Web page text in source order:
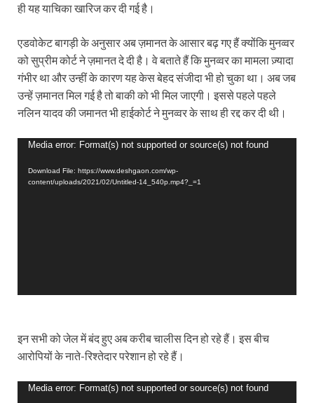
ही यह याचिका खारिज कर दी गई है।
एडवोकेट बागड़ी के अनुसार अब ज़मानत के आसार बढ़ गए हैं क्योंकि मुनव्वर
को सुप्रीम कोर्ट ने ज़मानत दे दी है। वे बताते हैं कि मुनव्वर का मामला ज़्यादा
गंभीर था और उन्हीं के कारण यह केस बेहद संजीदा भी हो चुका था। अब जब
उन्हें ज़मानत मिल गई है तो बाकी को भी मिल जाएगी। इससे पहले पहले
नलिन यादव की जमानत भी हाईकोर्ट ने मुनव्वर के साथ ही रद्द कर दी थी।
Video
Media error: Format(s) not supported or source(s) not found
Download File: https://www.deshgaon.com/wp-
content/uploads/2021/02/Untitled-14_540p.mp4?_=1
इन सभी को जेल में बंद हुए अब करीब चालीस दिन हो रहे हैं। इस बीच
आरोपियों के नाते-रिश्तेदार परेशान हो रहे हैं।
Video
Media error: Format(s) not supported or source(s) not found